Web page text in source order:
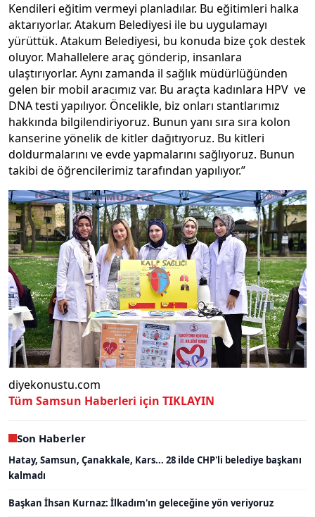
Kendileri eğitim vermeyi planladılar. Bu eğitimleri halka
aktarıyorlar. Atakum Belediyesi ile bu uygulamayı
yürüttük. Atakum Belediyesi, bu konuda bize çok destek
oluyor. Mahallelere araç gönderip, insanlara
ulaştırıyorlar. Aynı zamanda il sağlık müdürlüğünden
gelen bir mobil aracımız var. Bu araçta kadınlara HPV ve
DNA testi yapılıyor. Öncelikle, biz onları stantlarımız
hakkında bilgilendiriyoruz. Bunun yanı sıra sıra kolon
kanserine yönelik de kitler dağıtıyoruz. Bu kitleri
doldurmalarını ve evde yapmalarını sağlıyoruz. Bunun
takibi de öğrencilerimiz tarafından yapılıyor.”
diyekonustu.com
Tüm Samsun Haberleri için TIKLAYIN
Son Haberler
Hatay, Samsun, Çanakkale, Kars... 28 ilde CHP'li belediye başkanı
kalmadı
Başkan İhsan Kurnaz: İlkadım'ın geleceğine yön veriyoruz